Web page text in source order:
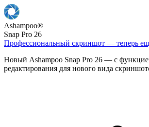
Ashampoo®
Snap Pro 26
Профессиональный скриншот — теперь
Новый Ashampoo Snap Pro 26 — с
редактирования для нового вида